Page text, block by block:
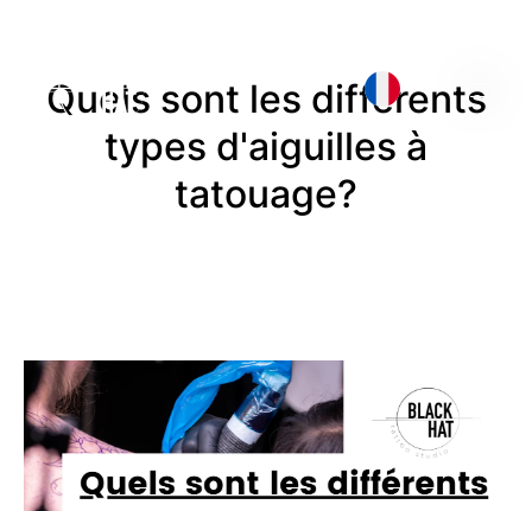
Quels sont les différents
types d'aiguilles à
tatouage?